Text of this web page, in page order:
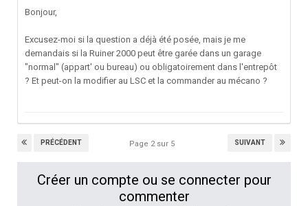
Bonjour,
Excusez-moi si la question a déjà été posée, mais je me
demandais si la Ruiner 2000 peut être garée dans un garage
"normal" (appart' ou bureau) ou obligatoirement dans l'entrepôt
? Et peut-on la modifier au LSC et la commander au mécano ?
PRÉCÉDENT SUIVANT
Page 2 sur 5
Créer un compte ou se connecter pour
commenter